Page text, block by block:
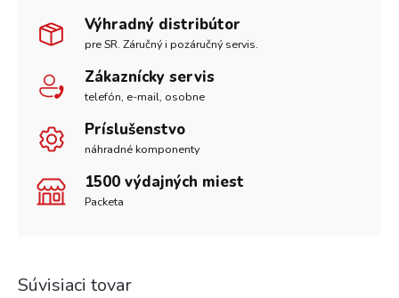
Výhradný distribútor
pre SR. Záručný i pozáručný servis.
Zákaznícky servis
telefón, e-mail, osobne
Príslušenstvo
náhradné komponenty
1500 výdajných miest
Packeta
Súvisiaci tovar